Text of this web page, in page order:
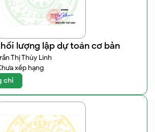
lượng lập dự toán cơ bản
Thị Thùy Linh
xếp hạng
chỉ